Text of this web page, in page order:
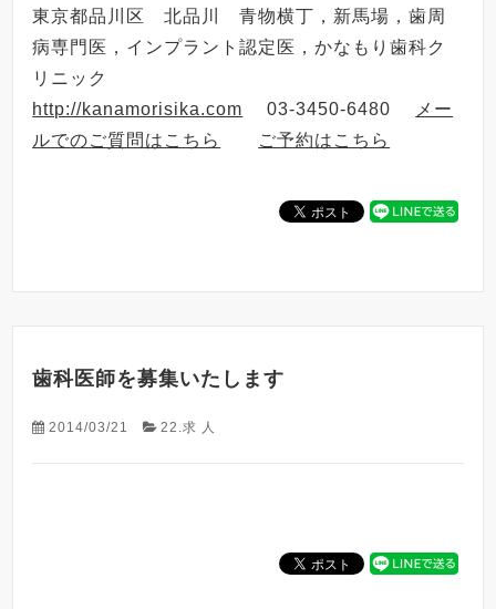
東京都品川区 北品川 青物横丁，新馬場，歯周
病専門医，インプラント認定医，かなもり歯科ク
リニック
http://kanamorisika.com 03-3450-6480
メー
ルでのご質問はこちら
ご予約はこちら
歯科医師を募集いたします
2014/03/21 22.求 人